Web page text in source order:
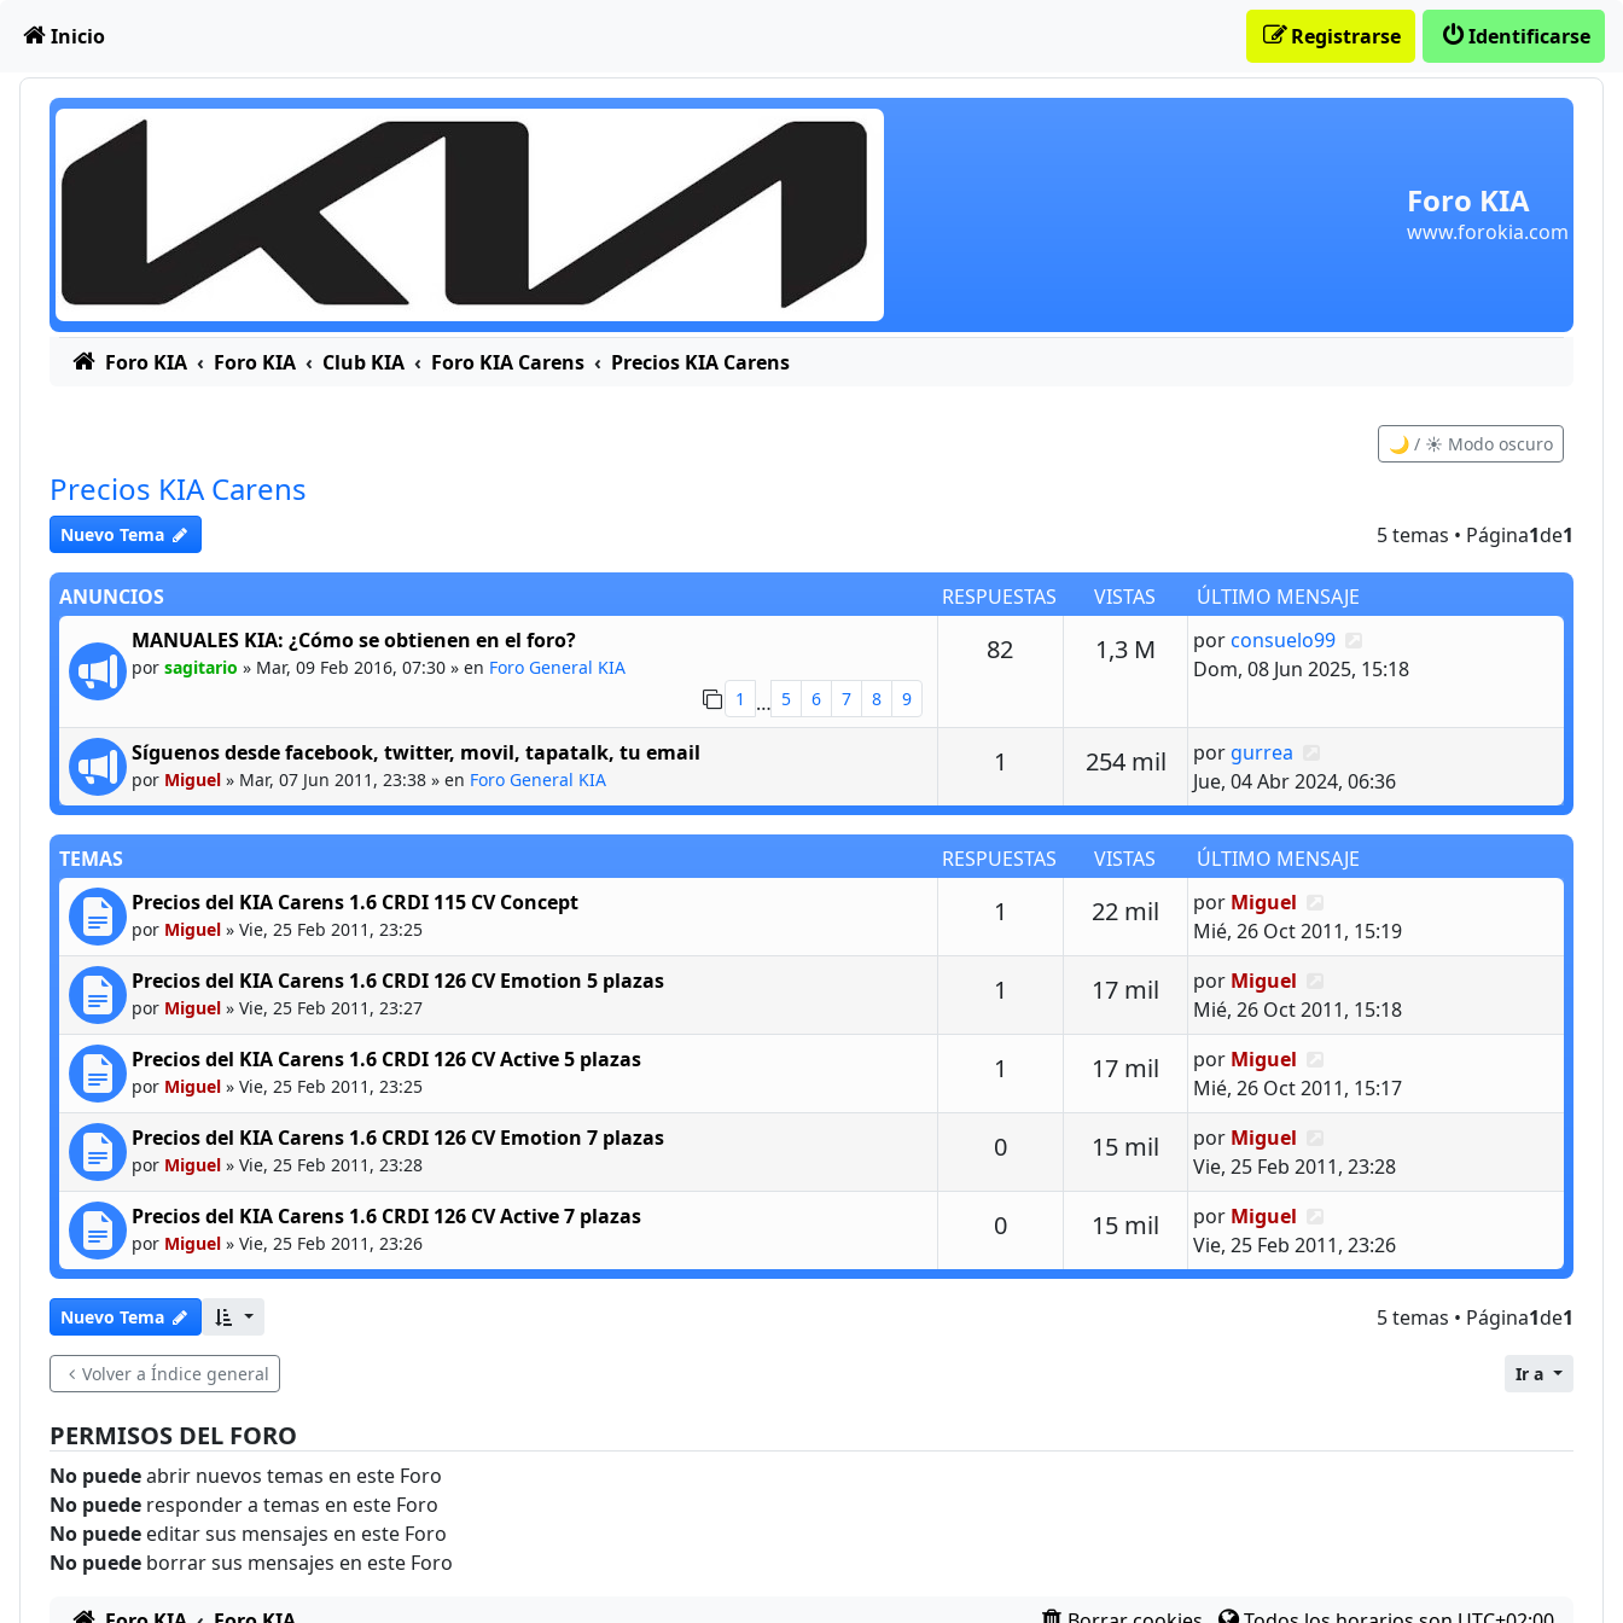
Obviar
Foro KIA
www.forokia.com
Inicio Identificarse
Registrarse
Foro KIA Foro KIA Club KIA Foro KIA Carens Precios KIA Carens
🌙 / ☀️ Modo oscuro
Precios KIA Carens
Nuevo Tema 5 temas • Página1de1
ANUNCIOS RESPUESTAS VISTAS
ÚLTIMO MENSAJE
MANUALES KIA: ¿Cómo se obtienen en el foro?
por sagitario » Mar, 09 Feb 2016, 07:30 » en Foro General KIA
1
… 5 6 7 8 9
82Respuestas
1,3 M VistasÚltimo mensaje
porconsuelo99
Dom, 08 Jun 2025, 15:18
Síguenos desde facebook, twitter, movil, tapatalk, tu email
por Miguel » Mar, 07 Jun 2011, 23:38 » en Foro General KIA
1 Respuestas
254 milVistasÚltimo mensaje
por gurrea
Jue, 04 Abr 2024, 06:36
TEMAS RESPUESTAS VISTAS
ÚLTIMO MENSAJE
Precios del KIA Carens 1.6 CRDI 115 CV Concept
por Miguel » Vie, 25 Feb 2011, 23:25
1 Respuestas
22 mil Vistas
Último mensaje
por Miguel
Mié, 26 Oct 2011, 15:19
Precios del KIA Carens 1.6 CRDI 126 CV Emotion 5 plazas
por Miguel » Vie, 25 Feb 2011, 23:27
1 Respuestas
17 mil Vistas
Último mensaje
por Miguel
Mié, 26 Oct 2011, 15:18
Precios del KIA Carens 1.6 CRDI 126 CV Active 5 plazas
por Miguel » Vie, 25 Feb 2011, 23:25
1 Respuestas
17 mil Vistas
Último mensaje
por Miguel
Mié, 26 Oct 2011, 15:17
Precios del KIA Carens 1.6 CRDI 126 CV Emotion 7 plazas
por Miguel » Vie, 25 Feb 2011, 23:28
0Respuestas
15 mil Vistas
Último mensaje
por Miguel
Vie, 25 Feb 2011, 23:28
Precios del KIA Carens 1.6 CRDI 126 CV Active 7 plazas
por Miguel » Vie, 25 Feb 2011, 23:26
0Respuestas
15 mil Vistas
Último mensaje
por Miguel
Vie, 25 Feb 2011, 23:26
Nuevo Tema 5 temas • Página1de1
Volver a Índice general Ir a
PERMISOS DEL FORO
No puedeabrir nuevos temas en este Foro
No puede responder a temas en este Foro
No puede editar sus mensajes en este Foro
No puede borrar sus mensajes en este Foro